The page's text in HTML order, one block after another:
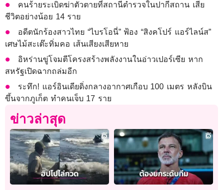
คนร้ายระเบิดฆ่าตัวตายที่สถานีตำรวจในปากีสถาน เสีย
ชีวิตอย่างน้อย 14 ราย
อดีตนักร้องสาวไทย “ไบรโอนี่” ฟ้อง “สิงคโปร์ แอร์ไลน์ส”
เศษไม้สะเต๊ะทิ่มคอ เส้นเสียงเสียหาย
อิหร่านขู่โจมตีโครงสร้างพลังงานในอ่าวเปอร์เซีย หาก
สหรัฐเปิดฉากถล่มอีก
ระทึก! แอร์อินเดียดิ่งกลางอากาศเกือบ 100 เมตร หลังบิน
ขึ้นจากภูเก็ต ทำคนเจ็บ 17 ราย
ข่าวล่าสุด